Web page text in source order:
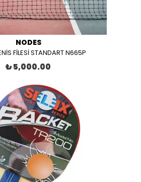
NODES
FİLESİ STANDART N665P
₺ 5,000.00